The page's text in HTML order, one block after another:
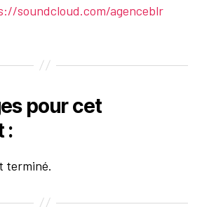
soundcloud.com/agenceblr
pour cet
:
terminé.